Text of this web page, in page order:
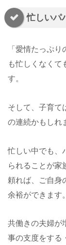
忙しいパ
「愛情たっぷ
も忙しくなくて
す。
そして、子育て
の連続かもしれ
忙しい中でも、
られることが家
頼れば、ご自身
余裕ができます。
共働きの夫婦が
事の支度をする